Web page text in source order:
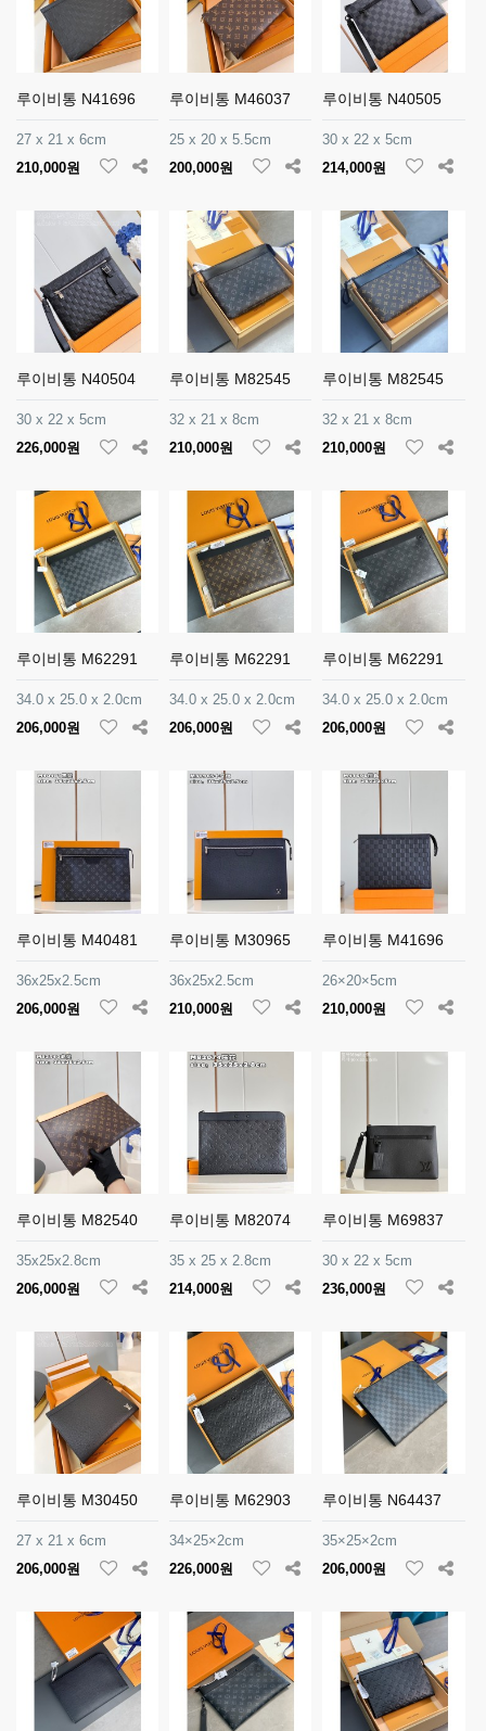
루이비통 N41696
27 x 21 x 6cm
210,000원
루이비통 M46037
25 x 20 x 5.5cm
200,000원
루이비통 N40505
30 x 22 x 5cm
214,000원
루이비통 N40504
30 x 22 x 5cm
226,000원
루이비통 M82545
32 x 21 x 8cm
210,000원
루이비통 M82545
32 x 21 x 8cm
210,000원
루이비통 M62291
34.0 x 25.0 x 2.0cm
206,000원
루이비통 M62291
34.0 x 25.0 x 2.0cm
206,000원
루이비통 M62291
34.0 x 25.0 x 2.0cm
206,000원
루이비통 M40481
36x25x2.5cm
206,000원
루이비통 M30965
36x25x2.5cm
210,000원
루이비통 M41696
26×20×5cm
210,000원
루이비통 M82540
35x25x2.8cm
206,000원
루이비통 M82074
35 x 25 x 2.8cm
214,000원
루이비통 M69837
30 x 22 x 5cm
236,000원
루이비통 M30450
27 x 21 x 6cm
206,000원
루이비통 M62903
34×25×2cm
226,000원
루이비통 N64437
35×25×2cm
206,000원